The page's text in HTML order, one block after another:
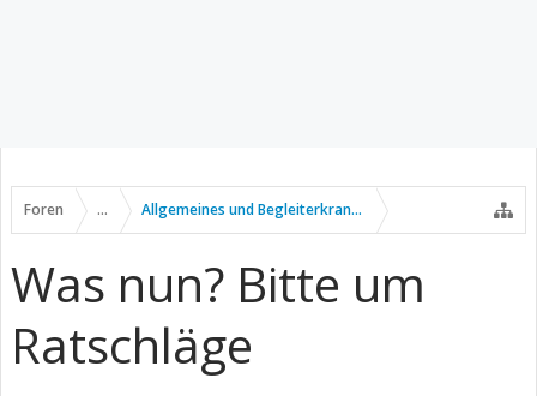
Foren ... Allgemeines und Begleiterkrankungen
Was nun? Bitte um
Ratschläge